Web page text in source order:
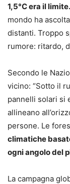
1,5°C era il
mondo ha
distanti. Troppo
rumore: ritardo,
Secondo le
vicino: “Sotto il
pannelli solari si
allineano
persone. Le
climatiche
ogni angolo del
La campagna